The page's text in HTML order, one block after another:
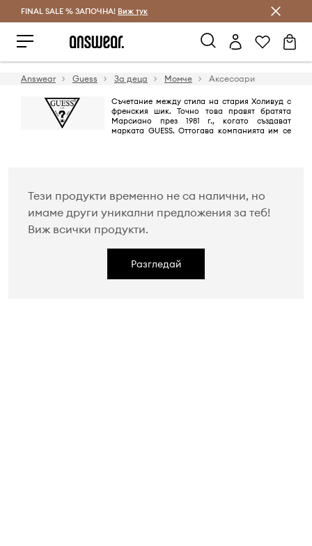
Спестявай с Answear Club
FINAL SALE % ЗАПОЧНА! Виж тук
Answear Guess За деца Момче Аксесоари
Съчетание между стила на стария Холивуд с
френския шик. Точно това правят братята
Марсиано през 1981 г., когато създават
марката GUESS. Оттогава компанията им се
Тези продукти временно не са налични, но
имаме други уникални предложения за теб!
Виж всички продукти.
Разгледай